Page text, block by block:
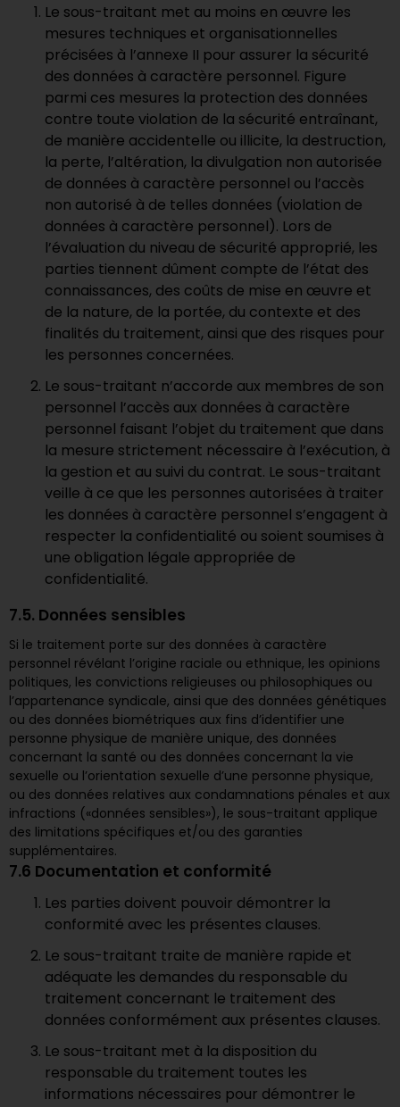
Le sous-traitant met au moins en œuvre les
mesures techniques et organisationnelles
précisées à l’annexe II pour assurer la sécurité
des données à caractère personnel. Figure
parmi ces mesures la protection des données
contre toute violation de la sécurité entraînant,
de manière accidentelle ou illicite, la destruction,
la perte, l’altération, la divulgation non autorisée
de données à caractère personnel ou l’accès
non autorisé à de telles données (violation de
données à caractère personnel). Lors de
l’évaluation du niveau de sécurité approprié, les
parties tiennent dûment compte de l’état des
connaissances, des coûts de mise en œuvre et
de la nature, de la portée, du contexte et des
finalités du traitement, ainsi que des risques pour
les personnes concernées.
Le sous-traitant n’accorde aux membres de son
personnel l’accès aux données à caractère
personnel faisant l’objet du traitement que dans
la mesure strictement nécessaire à l’exécution, à
la gestion et au suivi du contrat. Le sous-traitant
veille à ce que les personnes autorisées à traiter
les données à caractère personnel s’engagent à
respecter la confidentialité ou soient soumises à
une obligation légale appropriée de
confidentialité.
7.5. Données sensibles
Si le traitement porte sur des données à caractère
personnel révélant l’origine raciale ou ethnique, les opinions
politiques, les convictions religieuses ou philosophiques ou
l’appartenance syndicale, ainsi que des données génétiques
ou des données biométriques aux fins d’identifier une
personne physique de manière unique, des données
concernant la santé ou des données concernant la vie
sexuelle ou l’orientation sexuelle d’une personne physique,
ou des données relatives aux condamnations pénales et aux
infractions («données sensibles»), le sous-traitant applique
des limitations spécifiques et/ou des garanties
supplémentaires.
7.6 Documentation et conformité
Les parties doivent pouvoir démontrer la
conformité avec les présentes clauses.
Le sous-traitant traite de manière rapide et
adéquate les demandes du responsable du
traitement concernant le traitement des
données conformément aux présentes clauses.
Le sous-traitant met à la disposition du
responsable du traitement toutes les
informations nécessaires pour démontrer le